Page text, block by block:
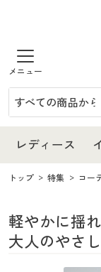
商品を探す
レディース
レディースファ
女性下着
インナー・下着
インナー・下着通
女性下着
メンズ
メンズ通販すべて
家電・雑貨
寝具・インテリ
レディース
レディース
レディース通販
レディースファ
インナー・下着
インナー・下着
女性下着
ジュニア・ティ
メンズ
メンズ通販すべて
メンズ下着
家電・雑貨
家電
寝具・インテリア
美容・健康
トップ 特集 コー
軽やかに揺
大人のやさ